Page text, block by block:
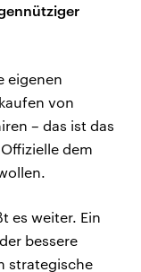
eigenen
von
– das ist das
dem
es weiter. Ein
bessere
strategische